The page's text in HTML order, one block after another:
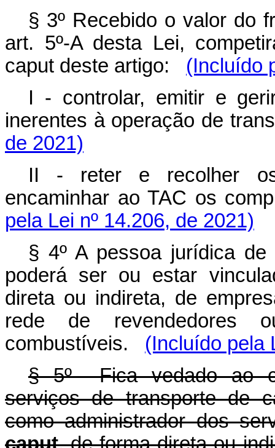
§ 3º Recebido o valor do
art. 5º-A desta Lei,
caput deste artigo:
(Incluído
I - controlar, emitir e
inerentes à operação de
de 2021)
II - reter e recolher os
encaminhar ao TAC os
pela Lei nº 14.206, de 2021)
§ 4º A pessoa jurídica
poderá ser ou estar
direta ou indireta, de
rede de revendedores
combustíveis.
(Incluído pela
§ 5º Fica vedado ao
serviços de transporte de
como administrador dos